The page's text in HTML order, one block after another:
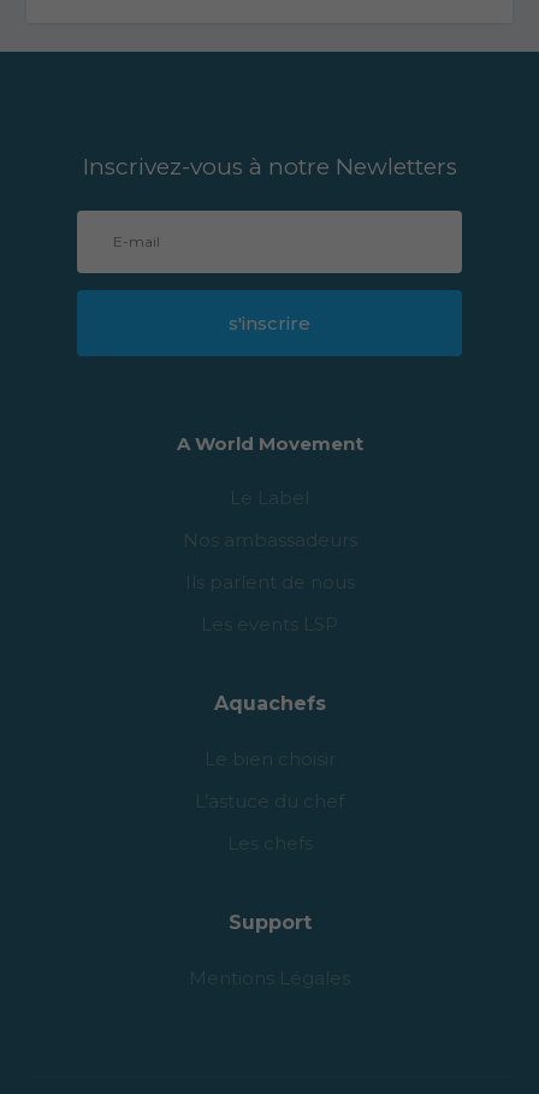
Inscrivez-vous à notre Newletters
s'inscrire
A World Movement
Le Label
Nos ambassadeurs
Ils parlent de nous
Les events LSP
Aquachefs
Le bien choisir
L’astuce du chef
Les chefs
Support
Mentions Légales